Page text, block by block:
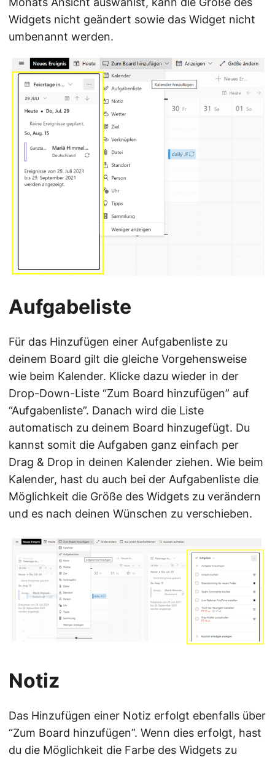
Widgets nicht geändert sowie das Widget nicht
umbenannt werden.
Aufgabeliste
Für das Hinzufügen einer Aufgabenliste zu
deinem Board gilt die gleiche Vorgehensweise
wie beim Kalender. Klicke dazu wieder in der
Drop-Down-Liste “Zum Board hinzufügen” auf
“Aufgabenliste”. Danach wird die Liste
automatisch zu deinem Board hinzugefügt. Du
kannst somit die Aufgaben ganz einfach per
Drag & Drop in deinen Kalender ziehen. Wie beim
Kalender, hast du auch bei der Aufgabenliste die
Möglichkeit die Größe des Widgets zu verändern
und es nach deinen Wünschen zu verschieben.
Notiz
Das Hinzufügen einer Notiz erfolgt ebenfalls über
“Zum Board hinzufügen”. Wenn dies erfolgt, hast
du die Möglichkeit die Farbe des Widgets zu